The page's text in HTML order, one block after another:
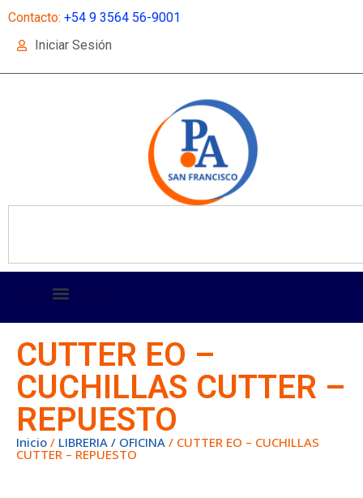
Contacto: +54 9 3564 56-9001
Iniciar Sesión
CUTTER EO –
CUCHILLAS CUTTER –
REPUESTO
Inicio / LIBRERIA / OFICINA / CUTTER EO – CUCHILLAS
CUTTER – REPUESTO